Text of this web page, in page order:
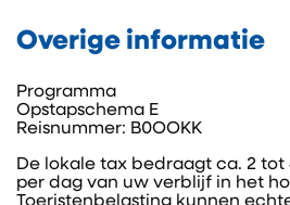
Overige informatie
Programma
Opstapschema E
Reisnummer: B0OOKK
De lokale tax bedraagt ca. 2 tot
per dag van uw verblijf in het
Toeristenbelasting kunnen